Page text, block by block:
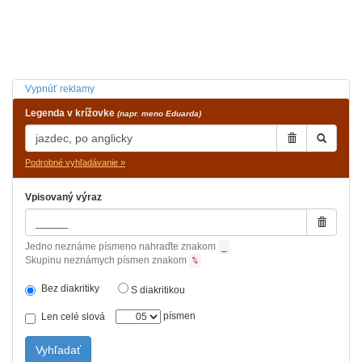
Vypnúť reklamy
Legenda v krížovke (napr. meno Eduarda)
Podrobné vyhľadávanie »
Vpisovaný výraz
Jedno neznáme písmeno nahraďte znakom
Skupinu neznámych písmen znakom %
Bez diakritiky S diakritikou
Len celé slová písmen
Vyhľadať